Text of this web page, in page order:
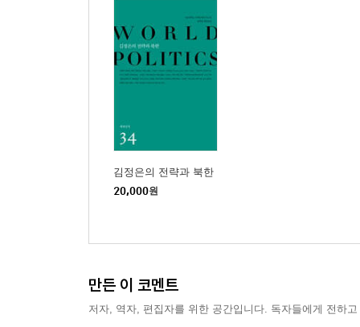
‘뇌물’ 아닌 ‘급행료’
밀무역 형태로 조선으로 들어가는 게 더 많다?
밀무역 경쟁력 없어 규모 크지 않을 것
인도적 지원단체와의 만남
제6장 단둥에서 만난 조선 사람들
중국 학교 전교 1등은 조선 여학생
조선 사람들은 중국도 의심한다
조선 여성들이 더 이악스러워
제7장 남북, 조중, 한중관계와 남북경협
조선이 발전해야 단둥도 발전
김정은의 전략과 북한
20,000원
만든 이 코멘트
저자, 역자, 편집자를 위한 공간입니다. 독자들에게 전하